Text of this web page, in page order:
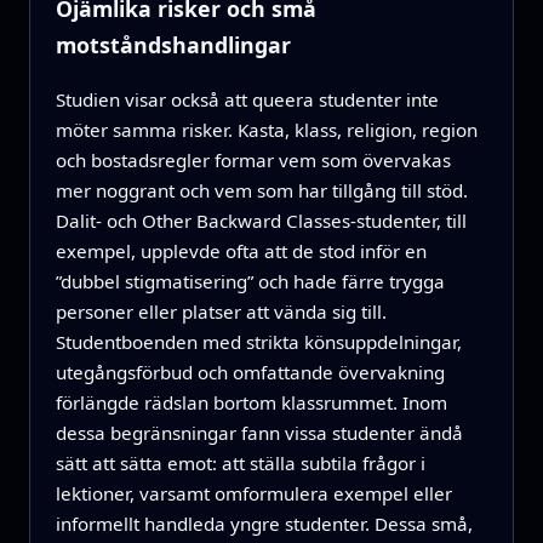
Ojämlika risker och små
motståndshandlingar
Studien visar också att queera studenter inte
möter samma risker. Kasta, klass, religion, region
och bostadsregler formar vem som övervakas
mer noggrant och vem som har tillgång till stöd.
Dalit‑ och Other Backward Classes‑studenter, till
exempel, upplevde ofta att de stod inför en
”dubbel stigmatisering” och hade färre trygga
personer eller platser att vända sig till.
Studentboenden med strikta könsuppdelningar,
utegångsförbud och omfattande övervakning
förlängde rädslan bortom klassrummet. Inom
dessa begränsningar fann vissa studenter ändå
sätt att sätta emot: att ställa subtila frågor i
lektioner, varsamt omformulera exempel eller
informellt handleda yngre studenter. Dessa små,